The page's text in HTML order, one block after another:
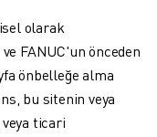
olarak
FANUC'un önceden
önbelleğe alma
bu sitenin veya
ticari